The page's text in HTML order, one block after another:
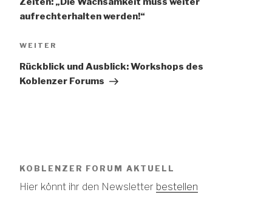
aufrechterhalten werden!“
Nächster
WEITER
Rückblick und Ausblick: Workshops des
Koblenzer Forums
KOBLENZER FORUM AKTUELL
Hier könnt ihr den Newsletter bestellen